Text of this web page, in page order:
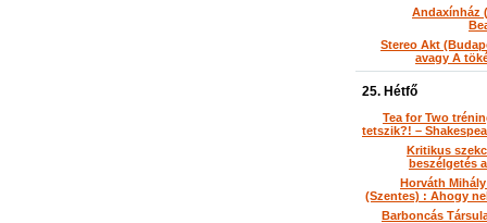
Andaxínház
Stereo Akt
avagy A
25. Hétfő
Tea for Two
tetszik?! –
Kritikus
beszélgetés
Horváth
(Szentes) : Ahogy
Barboncás